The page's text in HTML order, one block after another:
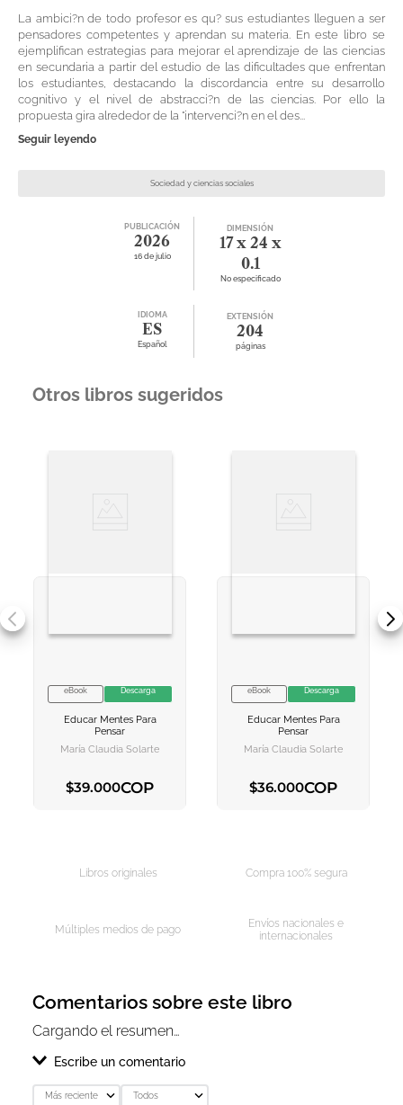
La ambici?n de todo profesor es qu? sus estudiantes lleguen a ser
pensadores competentes y aprendan su materia. En este libro se
ejemplifican estrategias para mejorar el aprendizaje de las ciencias
en secundaria a partir del estudio de las dificultades que enfrentan
los estudiantes, destacando la discordancia entre su desarrollo
cognitivo y el nivel de abstracci?n de las ciencias. Por ello la
propuesta gira alrededor de la "intervenci?n en el des...
Seguir leyendo
Sociedad y ciencias sociales
PUBLICACIÓN
2026
16 de julio
DIMENSIÓN
17 x 24 x
0.1
No especificado
IDIOMA
ES
Español
EXTENSIÓN
204
páginas
Otros libros sugeridos
VER INFORMACION
AGREGAR AL
eBook Descarga
Educar Mentes Para
Pensar
María Claudia Solarte
$39.000COP
VER INFORMACION
AGREGAR AL
eBook Descarga
Educar Mentes Para
Pensar
María Claudia Solarte
$36.000COP
Libros originales Compra 100% segura
Múltiples medios de pago
Envíos nacionales e
internacionales
Comentarios sobre este libro
Cargando el resumen…
Escribe un comentario
Más reciente Todos